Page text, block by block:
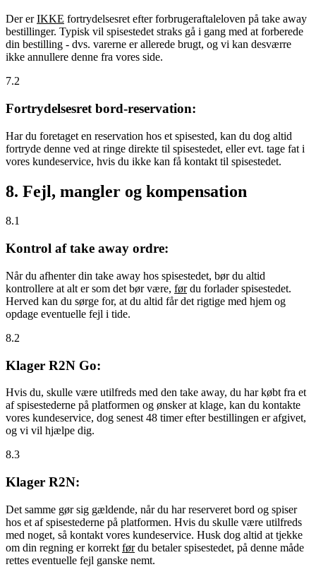
Der erIKKE fortrydelsesret efter forbrugeraftaleloven på take away
bestillinger. Typisk vil spisestedet straks gå i gang med at forberede
din bestilling - dvs. varerne er allerede brugt, og vi kan desværre
ikke annullere denne fra vores side.
7.2
Fortrydelsesret bord-reservation:
Har du foretaget en reservation hos et spisested, kan du dog altid
fortryde denne ved at ringe direkte til spisestedet, eller evt. tage fat i
vores kundeservice, hvis du ikke kan få kontakt til spisestedet.
8. Fejl, mangler og kompensation
8.1
Kontrol af take away ordre:
Når du afhenter din take away hos spisestedet, bør du altid
kontrollere at alt er som det bør være, førdu forlader spisestedet.
Herved kan du sørge for, at du altid får det rigtige med hjem og
opdage eventuelle fejl i tide.
8.2
Klager R2N Go:
Hvis du, skulle være utilfreds med den take away, du har købt fra et
af spisestederne på platformen og ønsker at klage, kan du kontakte
vores kundeservice, dog senest 48 timer efter bestillingen er afgivet,
og vi vil hjælpe dig.
8.3
Klager R2N:
Det samme gør sig gældende, når du har reserveret bord og spiser
hos et af spisestederne på platformen. Hvis du skulle være utilfreds
med noget, så kontakt vores kundeservice. Husk dog altid at tjekke
om din regning er korrekt førdu betaler spisestedet, på denne måde
rettes eventuelle fejl ganske nemt.